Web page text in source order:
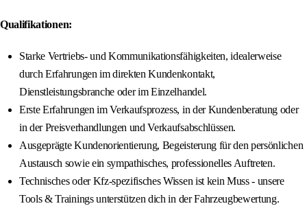
Qualifikationen:
Starke Vertriebs- und Kommunikationsfähigkeiten, idealerweise
durch Erfahrungen im direkten Kundenkontakt,
Dienstleistungsbranche oder im Einzelhandel.
Erste Erfahrungen im Verkaufsprozess, in der Kundenberatung oder
in der Preisverhandlungen und Verkaufsabschlüssen.
Ausgeprägte Kundenorientierung, Begeisterung für den persönlichen
Austausch sowie ein sympathisches, professionelles Auftreten.
Technisches oder Kfz-spezifisches Wissen ist kein Muss - unsere
Tools & Trainings unterstützen dich in der Fahrzeugbewertung.